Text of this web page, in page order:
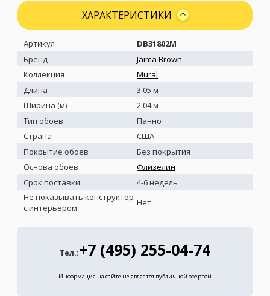
ХАРАКТЕРИСТИКИ
Артикул
DB31802M
Бренд
Jaima Brown
Коллекция
Mural
Длина
3.05 м
Ширина (м)
2.04 м
Тип обоев
Панно
Страна
США
Покрытие обоев
Без покрытия
Основа обоев
Флизелин
Срок поставки
4-6 недель
Не показывать конструктор
с интерьером
Нет
Тел.:+7 (495) 255-04-74
Информация на сайте не является публичной офертой